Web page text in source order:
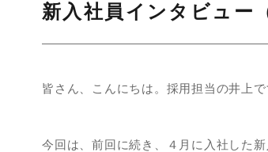
新入社員インタビュー
皆さん、こんにちは。採用担当の井上で
今回は、前回に続き、４月に入社した